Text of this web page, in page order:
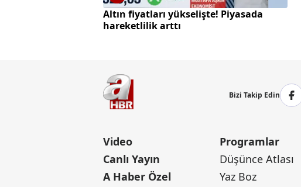
Altın fiyatları yükselişte! Piyasada
hareketlilik arttı
Bizi Takip Edin
Video
Canlı Yayın
A Haber Özel
Programlar
Düşünce Atlası
Yaz Boz